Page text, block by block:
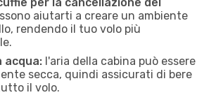
aiutarti a creare un ambiente
rendendo il tuo volo più
acqua: l'aria della cabina può essere
secca, quindi assicurati di bere
il volo.